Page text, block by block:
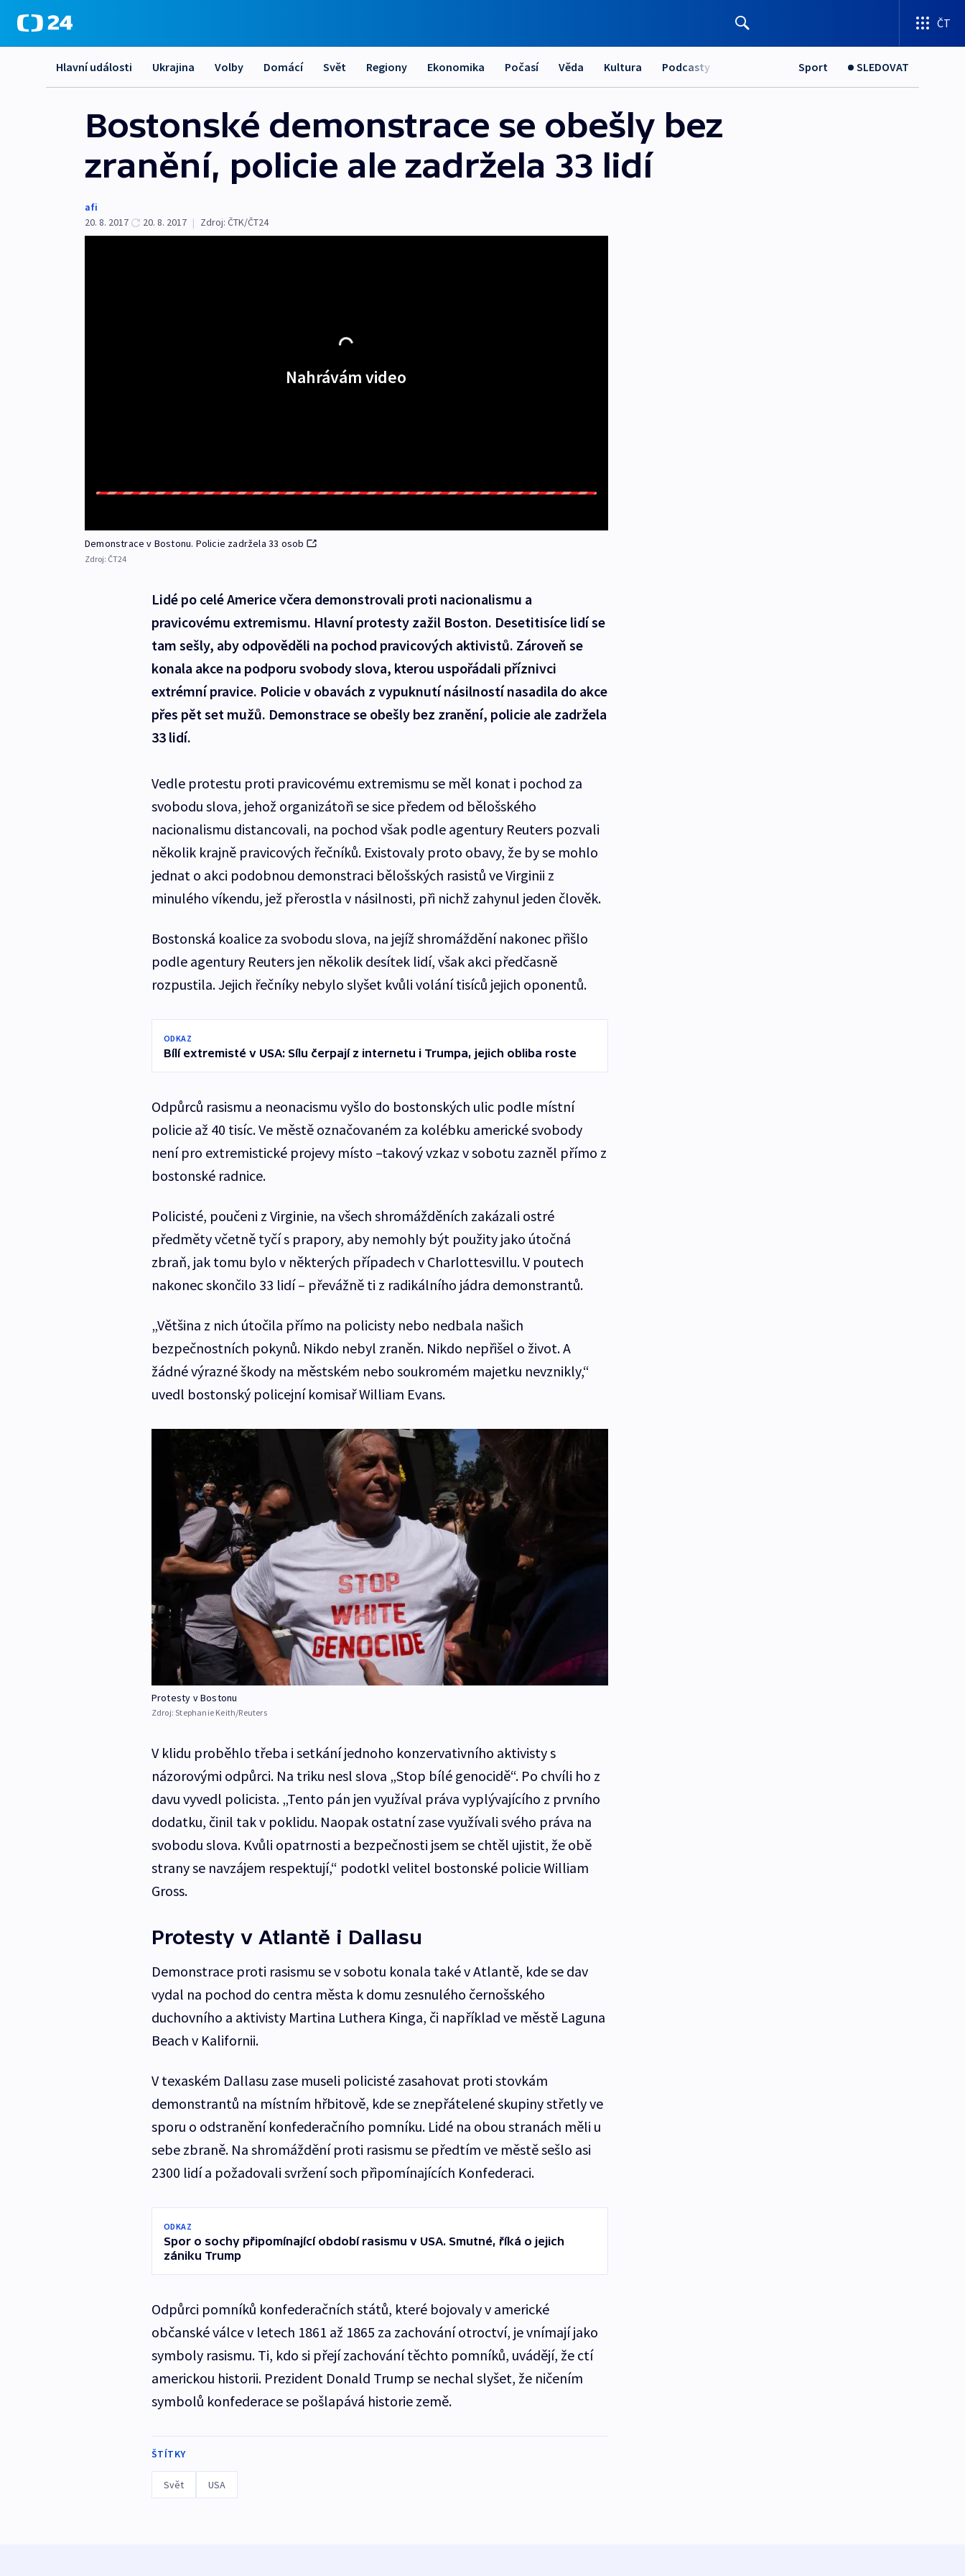
ČT
Hlavní události Ukrajina Volby Domácí Svět Regiony Ekonomika Počasí Věda Kultura Podcasty Sport SLEDOVAT
Bostonské demonstrace se obešly bez
zranění, policie ale zadržela 33 lidí
afi
20. 8. 2017
20. 8. 2017 | Zdroj: ČTK/ČT24
Nahrávám video
Demonstrace v Bostonu. Policie zadržela 33 osob
Zdroj: ČT24
Lidé po celé Americe včera demonstrovali proti nacionalismu a
pravicovému extremismu. Hlavní protesty zažil Boston. Desetitisíce lidí se
tam sešly, aby odpověděli na pochod pravicových aktivistů. Zároveň se
konala akce na podporu svobody slova, kterou uspořádali příznivci
extrémní pravice. Policie v obavách z vypuknutí násilností nasadila do akce
přes pět set mužů. Demonstrace se obešly bez zranění, policie ale zadržela
33 lidí.
Vedle protestu proti pravicovému extremismu se měl konat i pochod za
svobodu slova, jehož organizátoři se sice předem od bělošského
nacionalismu distancovali, na pochod však podle agentury Reuters pozvali
několik krajně pravicových řečníků. Existovaly proto obavy, že by se mohlo
jednat o akci podobnou demonstraci bělošských rasistů ve Virginii z
minulého víkendu, jež přerostla v násilnosti, při nichž zahynul jeden člověk.
Bostonská koalice za svobodu slova, na jejíž shromáždění nakonec přišlo
podle agentury Reuters jen několik desítek lidí, však akci předčasně
rozpustila. Jejich řečníky nebylo slyšet kvůli volání tisíců jejich oponentů.
ODKAZ
Bílí extremisté v USA: Sílu čerpají z internetu i Trumpa, jejich obliba roste
Odpůrců rasismu a neonacismu vyšlo do bostonských ulic podle místní
policie až 40 tisíc. Ve městě označovaném za kolébku americké svobody
není pro extremistické projevy místo –takový vzkaz v sobotu zazněl přímo z
bostonské radnice.
Policisté, poučeni z Virginie, na všech shromážděních zakázali ostré
předměty včetně tyčí s prapory, aby nemohly být použity jako útočná
zbraň, jak tomu bylo v některých případech v Charlottesvillu. V poutech
nakonec skončilo 33 lidí – převážně ti z radikálního jádra demonstrantů.
„Většina z nich útočila přímo na policisty nebo nedbala našich
bezpečnostních pokynů. Nikdo nebyl zraněn. Nikdo nepřišel o život. A
žádné výrazné škody na městském nebo soukromém majetku nevznikly,“
uvedl bostonský policejní komisař William Evans.
Protesty v Bostonu
Zdroj:Stephanie Keith/Reuters
V klidu proběhlo třeba i setkání jednoho konzervativního aktivisty s
názorovými odpůrci. Na triku nesl slova „Stop bílé genocidě“. Po chvíli ho z
davu vyvedl policista. „Tento pán jen využíval práva vyplývajícího z prvního
dodatku, činil tak v poklidu. Naopak ostatní zase využívali svého práva na
svobodu slova. Kvůli opatrnosti a bezpečnosti jsem se chtěl ujistit, že obě
strany se navzájem respektují,“ podotkl velitel bostonské policie William
Gross.
Protesty v Atlantě i Dallasu
Demonstrace proti rasismu se v sobotu konala také v Atlantě, kde se dav
vydal na pochod do centra města k domu zesnulého černošského
duchovního a aktivisty Martina Luthera Kinga, či například ve městě Laguna
Beach v Kalifornii.
V texaském Dallasu zase museli policisté zasahovat proti stovkám
demonstrantů na místním hřbitově, kde se znepřátelené skupiny střetly ve
sporu o odstranění konfederačního pomníku. Lidé na obou stranách měli u
sebe zbraně. Na shromáždění proti rasismu se předtím ve městě sešlo asi
2300 lidí a požadovali svržení soch připomínajících Konfederaci.
ODKAZ
Spor o sochy připomínající období rasismu v USA. Smutné, říká o jejich
zániku Trump
Odpůrci pomníků konfederačních států, které bojovaly v americké
občanské válce v letech 1861 až 1865 za zachování otroctví, je vnímají jako
symboly rasismu. Ti, kdo si přejí zachování těchto pomníků, uvádějí, že ctí
americkou historii. Prezident Donald Trump se nechal slyšet, že ničením
symbolů konfederace se pošlapává historie země.
ŠTÍTKY
Svět USA